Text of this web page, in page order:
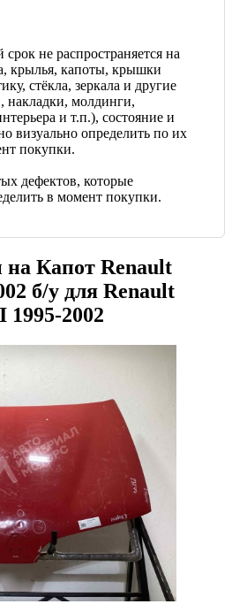
не распространяется на
крылья, капоты, крышки
стёкла, зеркала и другие
накладки, молдинги,
и т.п.), состояние и
визуально определить по их
покупки.
дефектов, которые
в момент покупки.
на Капот Renault
б/у для Renault
1995-2002